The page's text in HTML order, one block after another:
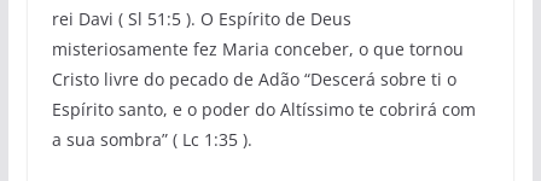
rei Davi ( Sl 51:5 ). O Espírito de Deus
misteriosamente fez Maria conceber, o que tornou
Cristo livre do pecado de Adão “Descerá sobre ti o
Espírito santo, e o poder do Altíssimo te cobrirá com
a sua sombra” ( Lc 1:35 ).